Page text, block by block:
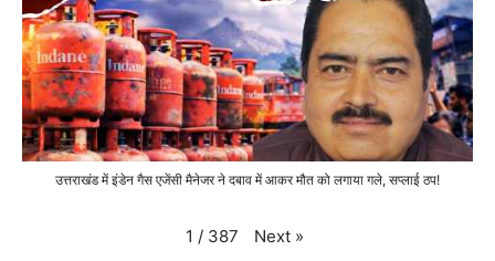
उत्तराखंड में इंडेन गैस एजेंसी मैनेजर ने दबाव में आकर मौत को लगाया गले, सप्लाई ठप!
1 / 387 Next »